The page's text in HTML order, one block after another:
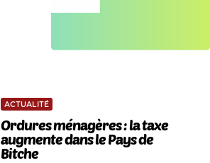
ACTUALITÉ
Ordures ménagères : la taxe
augmente dans le Pays de
Bitche